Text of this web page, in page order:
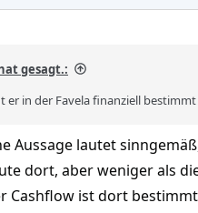
gesagt.:
er in der Favela finanziell
Aussage lautet
dort, aber weniger als
Cashflow ist dort